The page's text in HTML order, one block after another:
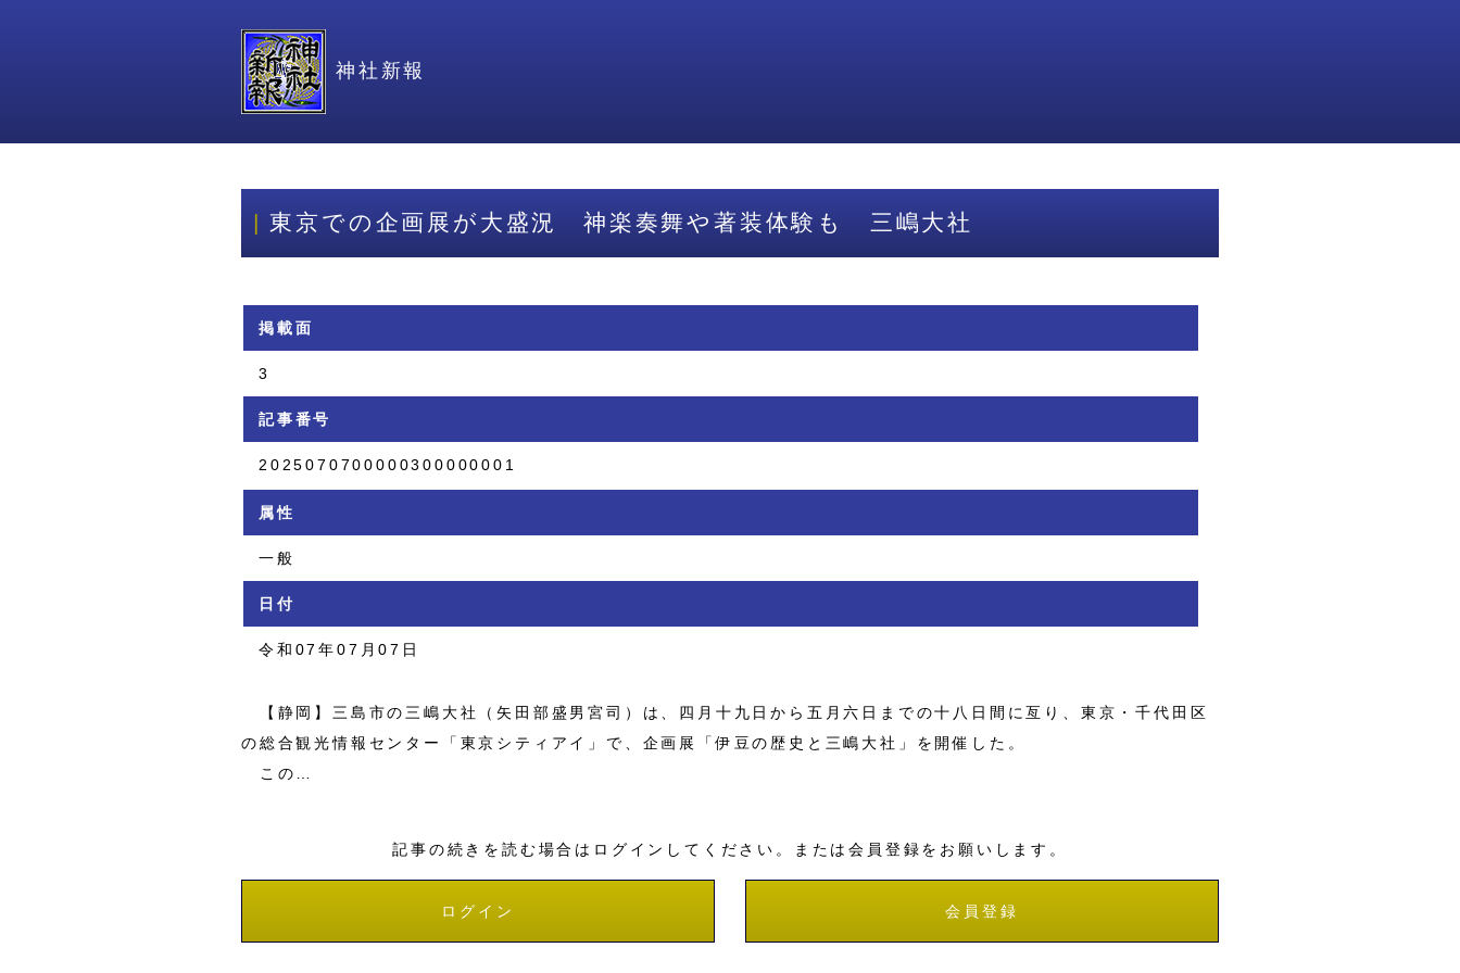
神社新報
東京での企画展が大盛況 神楽奏舞や著装体験も 三嶋大社
掲載面
3
記事番号
2025070700000300000001
属性
一般
日付
令和07年07月07日
【静岡】三島市の三嶋大社（矢田部盛男宮司）は、四月十九日から五月六日までの十八日間に亙り、東京・千代田区
の総合観光情報センター「東京シティアイ」で、企画展「伊豆の歴史と三嶋大社」を開催した。
この…
記事の続きを読む場合はログインしてください。または会員登録をお願いします。
ログイン 会員登録